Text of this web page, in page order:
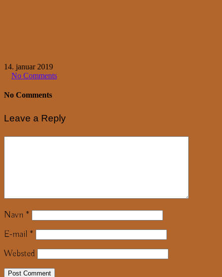
14. januar 2019
No Comments
No Comments
Leave a Reply
Navn *
E-mail *
Websted